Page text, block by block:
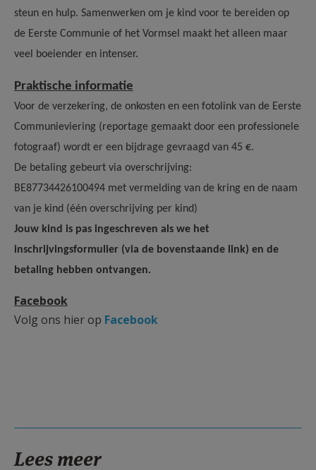
steun en hulp. Samenwerken om je kind voor te bereiden op
de Eerste Communie of het Vormsel maakt het alleen maar
veel boeiender en intenser.
Praktische informatie
Voor de verzekering, de onkosten en een fotolink van de Eerste
Communieviering (reportage gemaakt door een professionele
fotograaf) wordt er een bijdrage gevraagd van 45 €.
De betaling gebeurt via overschrijving:
BE87734426100494 met vermelding van de kring en de naam
van je kind (één overschrijving per kind)
Jouw kind is pas ingeschreven als we het
inschrijvingsformulier (via de bovenstaande link) en de
betaling hebben ontvangen.
Facebook
Volg ons hier op Facebook
Lees meer